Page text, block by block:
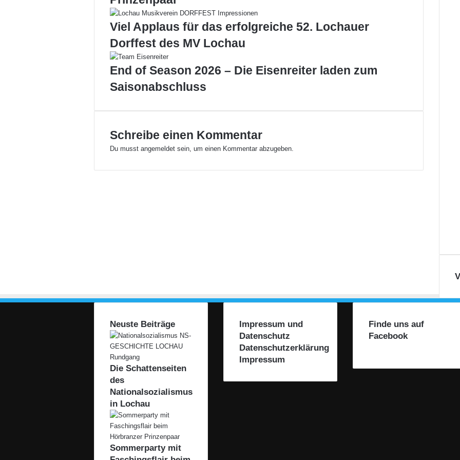
0
L
e
i
b
a
c
m
i
R
n
F
C
V
o
r
d
e
l
1
6
Viel Applaus für das erfolgreiche 52. Lochauer
Dorffest des MV Lochau
End of Season 2026 – Die Eisenreiter laden zum
Saisonabschluss
Schreibe einen Kommentar
Du musst angemeldet sein, um einen Kommentar abzugeben.
Neuste Beiträge
Die Schattenseiten
des
Nationalsozialismus
in Lochau
Sommerparty mit
Impressum und
Datenschutz
Datenschutzerklärung
Impressum
Finde uns auf
Facebook